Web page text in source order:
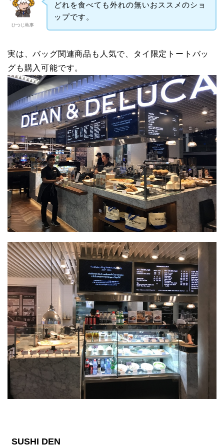
ひつじ執事
どれを食べても外れの無いおススメのショ
ップです。
実は、バッグ関連商品も人気で、タイ限定トートバッ
グも購入可能です。
SUSHI DEN